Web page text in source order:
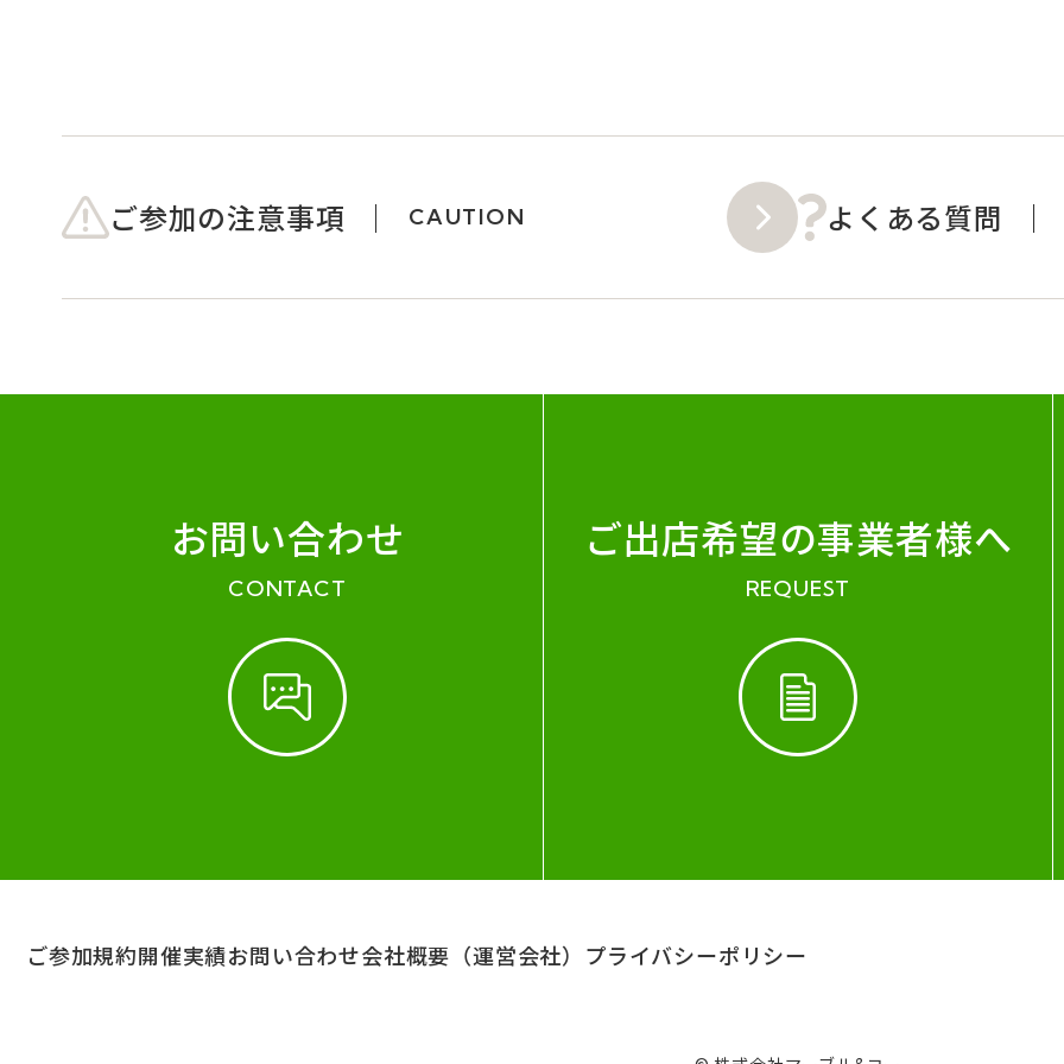
ご参加の注意事項 CAUTION よくある質問
お問い合わせ
CONTACT
ご出店希望の事業者様へ
REQUEST
ご参加規約開催実績お問い合わせ会社概要（運営会社） プライバシーポリシー